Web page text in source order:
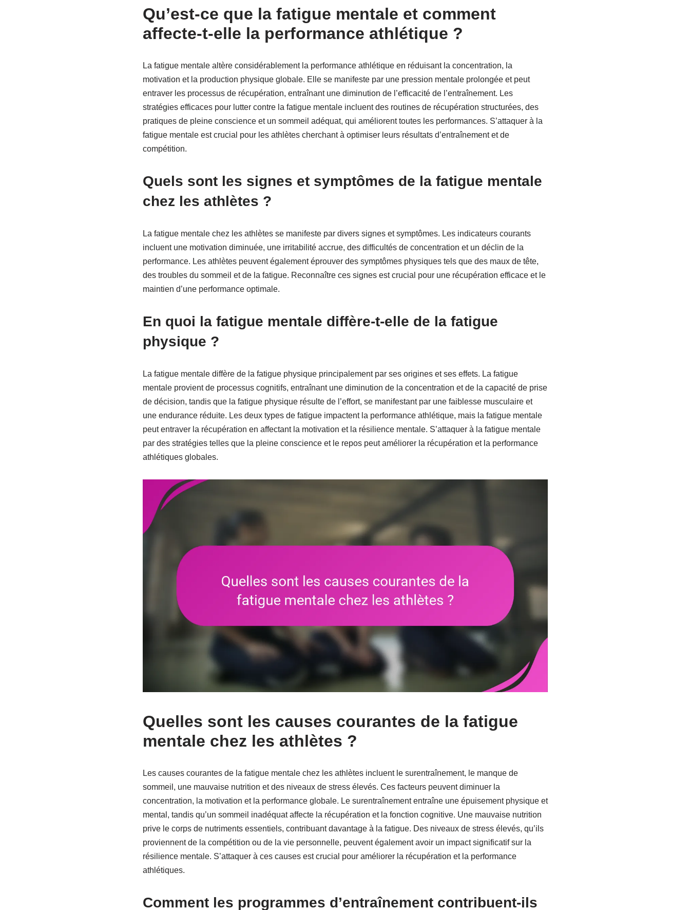
Qu’est-ce que la fatigue mentale et comment
affecte-t-elle la performance athlétique ?
La fatigue mentale altère considérablement la performance athlétique en réduisant la concentration, la
motivation et la production physique globale. Elle se manifeste par une pression mentale prolongée et peut
entraver les processus de récupération, entraînant une diminution de l’efficacité de l’entraînement. Les
stratégies efficaces pour lutter contre la fatigue mentale incluent des routines de récupération structurées, des
pratiques de pleine conscience et un sommeil adéquat, qui améliorent toutes les performances. S’attaquer à la
fatigue mentale est crucial pour les athlètes cherchant à optimiser leurs résultats d’entraînement et de
compétition.
Quels sont les signes et symptômes de la fatigue mentale
chez les athlètes ?
La fatigue mentale chez les athlètes se manifeste par divers signes et symptômes. Les indicateurs courants
incluent une motivation diminuée, une irritabilité accrue, des difficultés de concentration et un déclin de la
performance. Les athlètes peuvent également éprouver des symptômes physiques tels que des maux de tête,
des troubles du sommeil et de la fatigue. Reconnaître ces signes est crucial pour une récupération efficace et le
maintien d’une performance optimale.
En quoi la fatigue mentale diffère-t-elle de la fatigue
physique ?
La fatigue mentale diffère de la fatigue physique principalement par ses origines et ses effets. La fatigue
mentale provient de processus cognitifs, entraînant une diminution de la concentration et de la capacité de prise
de décision, tandis que la fatigue physique résulte de l’effort, se manifestant par une faiblesse musculaire et
une endurance réduite. Les deux types de fatigue impactent la performance athlétique, mais la fatigue mentale
peut entraver la récupération en affectant la motivation et la résilience mentale. S’attaquer à la fatigue mentale
par des stratégies telles que la pleine conscience et le repos peut améliorer la récupération et la performance
athlétiques globales.
Quelles sont les causes courantes de la fatigue
mentale chez les athlètes ?
Les causes courantes de la fatigue mentale chez les athlètes incluent le surentraînement, le manque de
sommeil, une mauvaise nutrition et des niveaux de stress élevés. Ces facteurs peuvent diminuer la
concentration, la motivation et la performance globale. Le surentraînement entraîne une épuisement physique et
mental, tandis qu’un sommeil inadéquat affecte la récupération et la fonction cognitive. Une mauvaise nutrition
prive le corps de nutriments essentiels, contribuant davantage à la fatigue. Des niveaux de stress élevés, qu’ils
proviennent de la compétition ou de la vie personnelle, peuvent également avoir un impact significatif sur la
résilience mentale. S’attaquer à ces causes est crucial pour améliorer la récupération et la performance
athlétiques.
Comment les programmes d’entraînement contribuent-ils